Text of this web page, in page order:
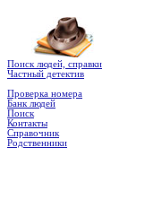
Поиск людей, справки
Частный детектив
Проверка номера
Банк людей
Поиск
Контакты
Справочник
Родственники